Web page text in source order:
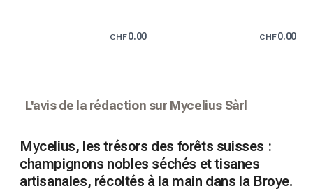
CHF0.00 CHF0.00
L'avis de la rédaction sur Mycelius Sàrl
Mycelius, les trésors des forêts suisses :
champignons nobles séchés et tisanes
artisanales, récoltés à la main dans la Broye.